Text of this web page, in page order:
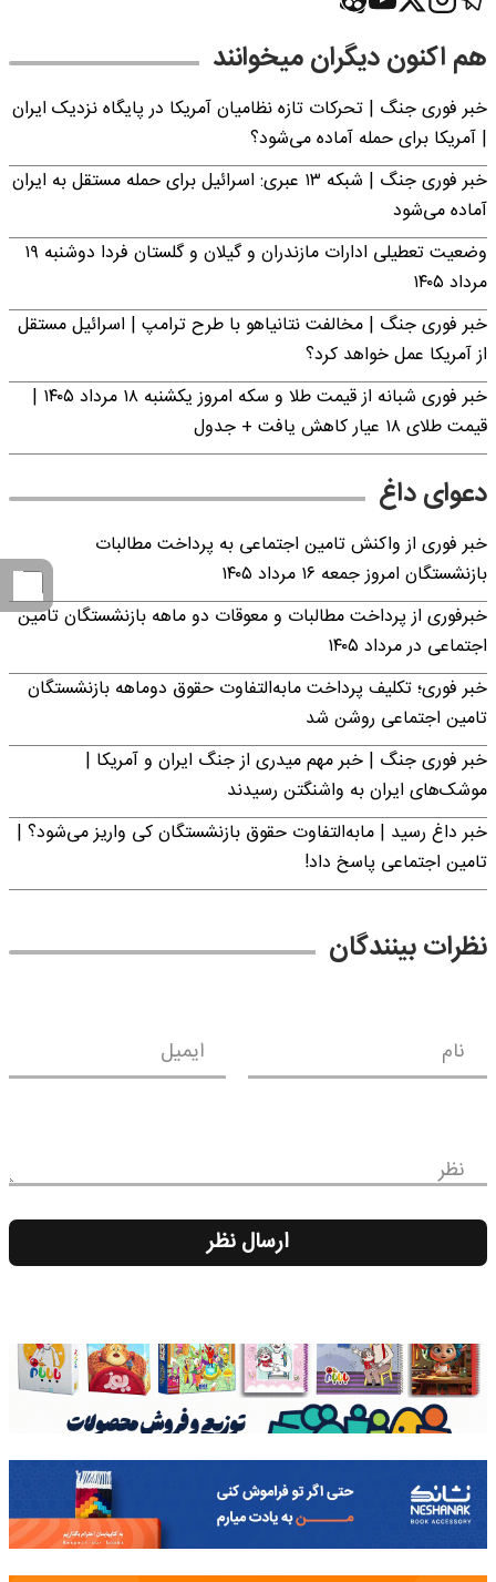
هم اکنون دیگران میخوانند
خبر فوری جنگ | تحرکات تازه نظامیان آمریکا در پایگاه نزدیک ایران
| آمریکا برای حمله آماده می‌شود؟
خبر فوری جنگ | شبکه ۱۳ عبری: اسرائیل برای حمله مستقل به ایران
آماده می‌شود
وضعیت تعطیلی ادارات مازندران و گیلان و گلستان فردا دوشنبه ۱۹
مرداد ۱۴۰۵
خبر فوری جنگ | مخالفت نتانیاهو با طرح ترامپ | اسرائیل مستقل
از آمریکا عمل خواهد کرد؟
خبر فوری شبانه از قیمت طلا و سکه امروز یکشنبه ۱۸ مرداد ۱۴۰۵ |
قیمت طلای ۱۸ عیار کاهش یافت + جدول
دعوای داغ
خبر فوری از واکنش تامین اجتماعی به پرداخت مطالبات
بازنشستگان امروز جمعه ۱۶ مرداد ۱۴۰۵
خبرفوری از پرداخت مطالبات و معوقات دو ماهه بازنشستگان تامین
اجتماعی در مرداد ۱۴۰۵
خبر فوری؛ تکلیف پرداخت مابه‌التفاوت حقوق دوماهه بازنشستگان
تامین اجتماعی روشن شد
خبر فوری جنگ | خبر مهم میدری از جنگ ایران و آمریکا |
موشک‌های ایران به واشنگتن رسیدند
خبر داغ رسید | مابه‌التفاوت حقوق بازنشستگان کی واریز می‌شود؟ |
تامین اجتماعی پاسخ داد!
نظرات بینندگان
نام ایمیل
نظر
ارسال نظر